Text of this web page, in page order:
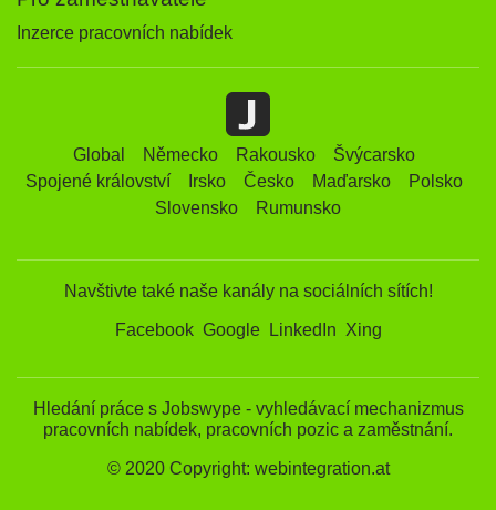
Inzerce pracovních nabídek
Global Německo Rakousko
Švýcarsko
Spojené království
Irsko Česko Maďarsko
Polsko
Slovensko
Rumunsko
Navštivte také naše kanály na sociálních sítích!
Facebook Google LinkedIn Xing
Hledání práce s Jobswype - vyhledávací mechanizmus
pracovních nabídek, pracovních pozic a zaměstnání.
© 2020 Copyright: webintegration.at